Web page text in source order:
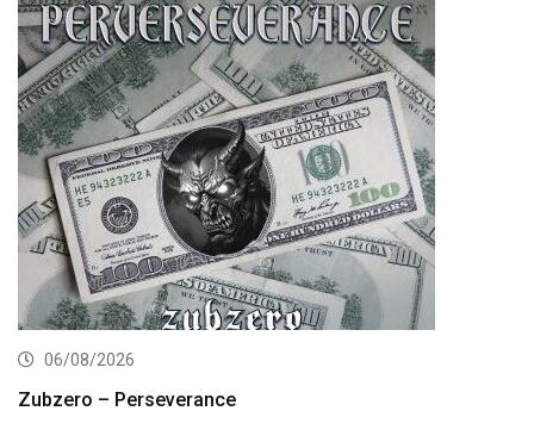
06/08/2026
Zubzero – Perseverance